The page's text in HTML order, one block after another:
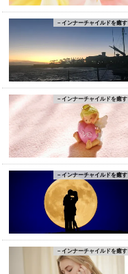
－インナーチャイルドを癒す
－インナーチャイルドを癒す
－インナーチャイルドを癒す
－インナーチャイルドを癒す